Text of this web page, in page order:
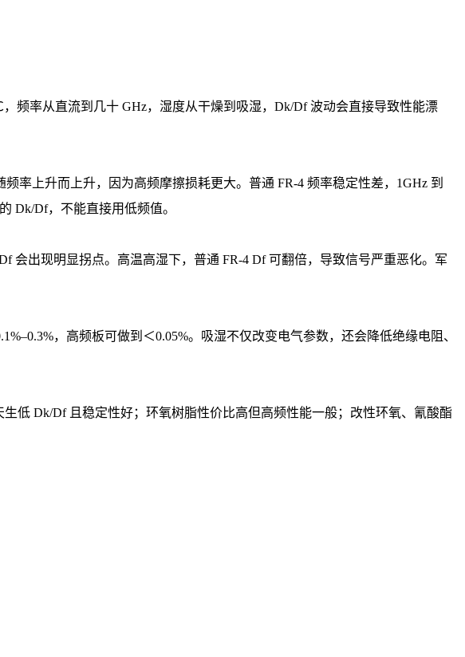
频率从直流到几十 GHz，湿度从干燥到吸湿，Dk/Df 波动会直接导致性能漂
率上升而上升，因为高频摩擦损耗更大。普通 FR-4 频率稳定性差，1GHz 到
的 Dk/Df，不能直接用低频值。
会出现明显拐点。高温高湿下，普通 FR-4 Df 可翻倍，导致信号严重恶化。军
，高频板可做到＜0.05%。吸湿不仅改变电气参数，还会降低绝缘电阻、
低 Dk/Df 且稳定性好；环氧树脂性价比高但高频性能一般；改性环氧、氰酸酯